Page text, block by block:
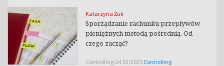
Katarzyna Żuk
Sporządzanie rachunku przepływów
pieniężnych metodą pośrednią. Od
czego zacząć?
Controlling-24 02/2025 Controlling